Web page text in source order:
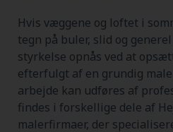
Hvis væggene og loftet i
tegn på buler, slid og
styrkelse opnås ved at
efterfulgt af en grundig
arbejde kan udføres af
findes i forskellige dele af
malerfirmaer, der